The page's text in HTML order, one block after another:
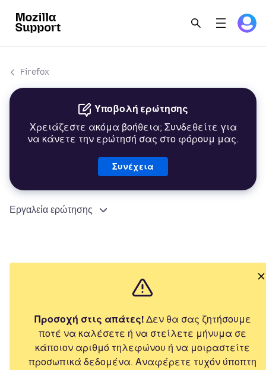
Firefox
Υποβολή ερώτησης
Χρειάζεστε ακόμα βοήθεια; Συνδεθείτε για
να κάνετε την ερώτησή σας στο φόρουμ μας.
Συνέχεια
Εργαλεία ερώτησης
Προσοχή στις απάτες!Δεν θα σας ζητήσουμε
ποτέ να καλέσετε ή να στείλετε μήνυμα σε
κάποιον αριθμό τηλεφώνου ή να μοιραστείτε
προσωπικά δεδομένα. Αναφέρετε τυχόν ύποπτη